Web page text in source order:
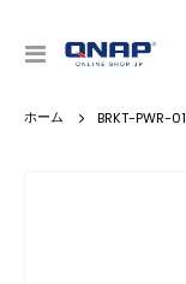
ナ
呼
BRKT-PWR-01